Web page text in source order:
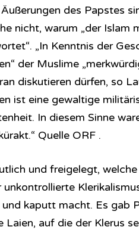
des Papstes
nicht, warum „der Islam
„In Kenntnis der
der Muslime
diskutieren dürfen, so
ist eine gewaltige
In diesem Sinne
Quelle ORF .
und freigelegt,
kaputt macht. Es gab
Laien, auf die der Klerus